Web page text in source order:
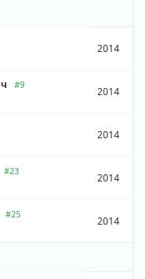
2014
#9
2014
2014
#23
2014
#25
2014